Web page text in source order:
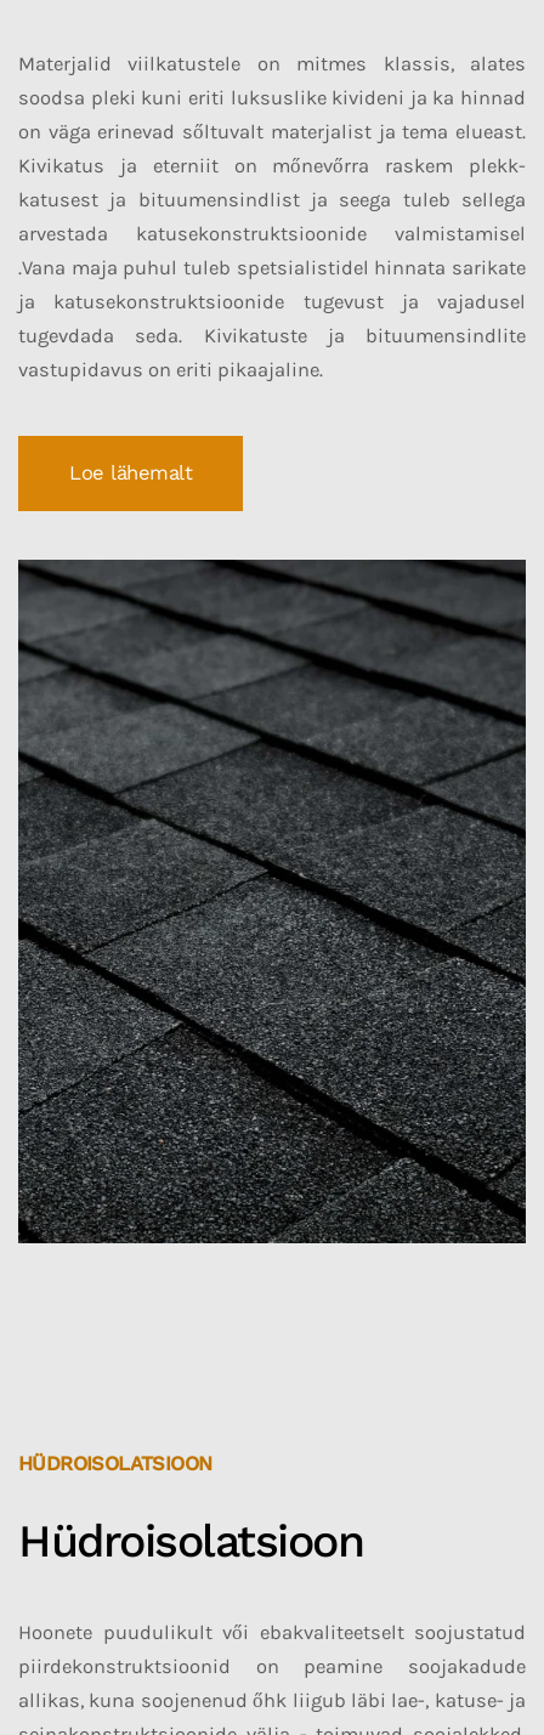
Materjalid viilkatustele on mitmes klassis, alates
soodsa pleki kuni eriti luksuslike kivideni ja ka hinnad
on väga erinevad sőltuvalt materjalist ja tema elueast.
Kivikatus ja eterniit on mőnevőrra raskem plekk-
katusest ja bituumensindlist ja seega tuleb sellega
arvestada katusekonstruktsioonide valmistamisel
.Vana maja puhul tuleb spetsialistidel hinnata sarikate
ja katusekonstruktsioonide tugevust ja vajadusel
tugevdada seda. Kivikatuste ja bituumensindlite
vastupidavus on eriti pikaajaline.
Loe lähemalt
HÜDROISOLATSIOON
Hüdroisolatsioon
Hoonete puudulikult vői ebakvaliteetselt soojustatud
piirdekonstruktsioonid on peamine soojakadude
allikas, kuna soojenenud őhk liigub läbi lae-, katuse- ja